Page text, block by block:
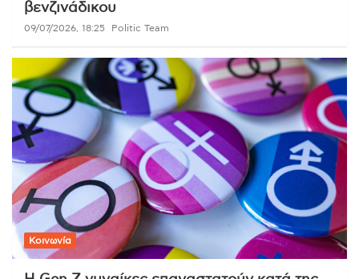
βενζινάδικου
09/07/2026, 18:25 Politic Team
Κοινωνία